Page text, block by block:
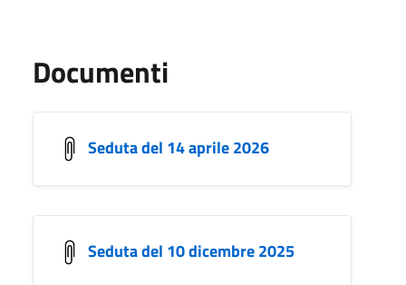
Documenti
Seduta del 14 aprile 2026
Seduta del 10 dicembre 2025